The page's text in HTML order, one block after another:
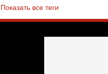
Показать все теги